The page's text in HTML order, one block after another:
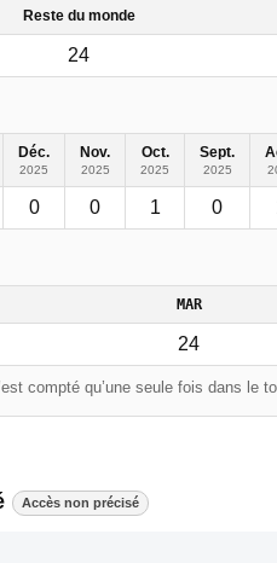
Reste du monde
24
Déc.
2025
Nov.
2025
Oct.
2025
Sept.
2025
0 0 1 0
MAR
24
compté qu’une seule fois dans le
Accès non précisé